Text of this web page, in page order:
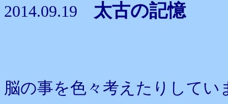
2014.09.19 太古の記憶
脳の事を色々考えたりしてい